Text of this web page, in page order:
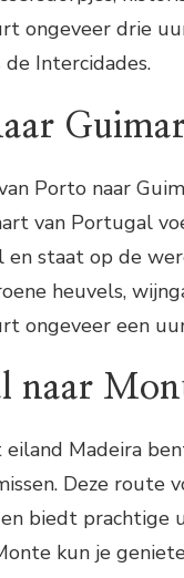
ongeveer drie
Intercidades.
Porto naar
van Portugal
en staat op de
heuvels,
ongeveer een
naar
Madeira
Deze route
biedt prachtige
kun je